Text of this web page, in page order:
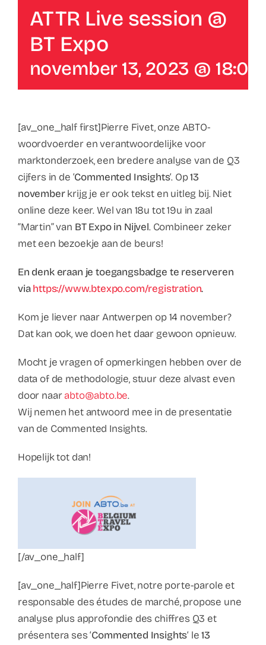
Faq
ABC Van De Toeristische Terminologie
Nederlands
ATTR Live session @
BT Expo
november 13, 2023 @ 18:00
[av_one_half first]Pierre Fivet, onze ABTO-
woordvoerder en verantwoordelijke voor
marktonderzoek, een bredere analyse van de Q3
cijfers in de ‘Commented Insights‘. Op13
novemberkrijg je er ook tekst en uitleg bij. Niet
online deze keer. Wel van 18u tot 19u in zaal
“Martin” van BT Expo in Nijvel. Combineer zeker
met een bezoekje aan de beurs!
En denk eraan je toegangsbadge te reserveren
viahttps://www.btexpo.com/registration.
Kom je liever naar Antwerpen op 14 november?
Dat kan ook, we doen het daar gewoon opnieuw.
Mocht je vragen of opmerkingen hebben over de
data of de methodologie, stuur deze alvast even
door naarabto@abto.be.
Wij nemen het antwoord mee in de presentatie
van de Commented Insights.
Hopelijk tot dan!
[/av_one_half]
[av_one_half]Pierre Fivet, notre porte-parole et
responsable des études de marché, propose une
analyse plus approfondie des chiffres Q3 et
présentera ses ‘Commented Insights‘ le13